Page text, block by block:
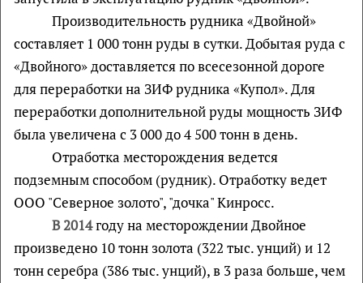
Производительность рудника «Двойной»
составляет 1 000 тонн руды в сутки. Добытая руда с
«Двойного» доставляется по всесезонной дороге
для переработки на ЗИФ рудника «Купол». Для
переработки дополнительной руды мощность ЗИФ
была увеличена с 3 000 до 4 500 тонн в день.
Отработка месторождения ведется
подземным способом (рудник). Отработку ведет
ООО "Северное золото", "дочка" Кинросс.
В 2014году на месторождении Двойное
произведено 10 тонн золота (322 тыс. унций) и 12
тонн серебра (386 тыс. унций), в 3 раза больше, чем